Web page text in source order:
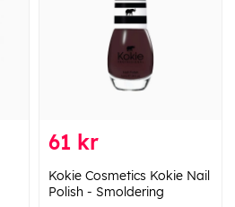
61 kr
Kokie Cosmetics Kokie Nail
Polish - Smoldering